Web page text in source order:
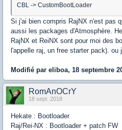
CBL -> CustomBootLoader
Si j'ai bien compris RajNX n'est pas
aussi les packages d'Atmosphère.
RajNX et ReiNX sont pour moi des
l'appelle raj, un free starter pack).
Modifié par eliboa, 18 septembre
RomAnOCrY
18 sept. 2018
Hekate : Bootloader
Raj/Rei-NX : Bootloader + patch FW